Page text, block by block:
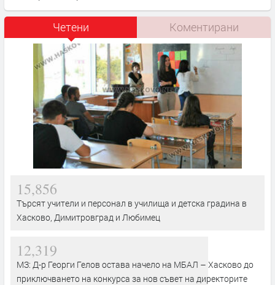
Четени Коментирани
15,856
Търсят учители и персонал в училища и детска градина в
Хасково, Димитровград и Любимец
12,319
МЗ: Д-р Георги Гелов остава начело на МБАЛ – Хасково до
приключването на конкурса за нов съвет на директорите